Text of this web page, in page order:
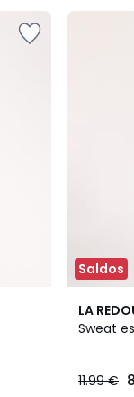
Saldos
LA
Sweat
11.99 €